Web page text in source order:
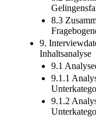
8.3
9.
Inhaltsanalyse
9.1
9.1.1
9.1.2